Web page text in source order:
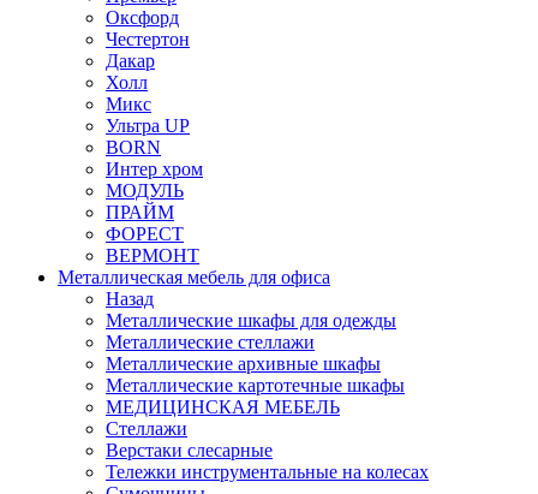
Оксфорд
Честертон
Дакар
Холл
Микс
Ультра UP
BORN
Интер хром
МОДУЛЬ
ПРАЙМ
ФОРЕСТ
ВЕРМОНТ
Металлическая мебель для офиса
Назад
Металлические шкафы для одежды
Металлические стеллажи
Металлические архивные шкафы
Металлические картотечные шкафы
МЕДИЦИНСКАЯ МЕБЕЛЬ
Стеллажи
Верстаки слесарные
Тележки инструментальные на колесах